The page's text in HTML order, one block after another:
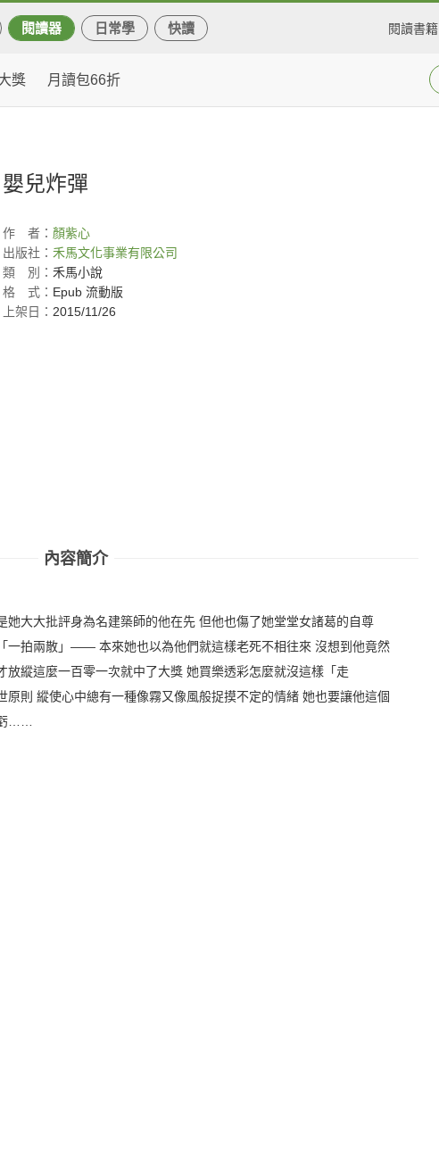
閱讀器 日常學 快讀 閱讀書籍
獎 月讀包66折
嬰兒炸彈
作 者： 顏紫心
出版社： 禾馬文化事業有限公司
類
別： 禾馬小說
格
式： Epub 流動版
上架日： 2015/11/26
內容簡介
大大批評身為名建築師的他在先 但他也傷了她堂堂女諸葛的自尊
一拍兩散」—— 本來她也以為他們就這樣老死不相往來 沒想到他竟然
縱這麼一百零一次就中了大獎 她買樂透彩怎麼就沒這樣「走
則 縱使心中總有一種像霧又像風般捉摸不定的情緒 她也要讓他這個
虧……